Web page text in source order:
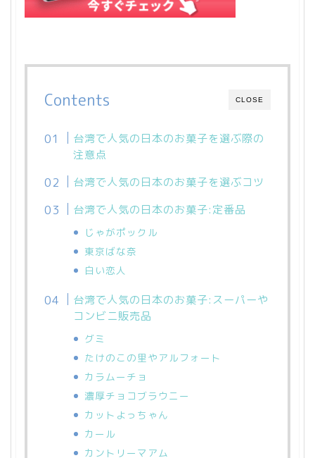
CLOSE
Contents
台湾で人気の日本のお菓子を選ぶ際の
注意点
台湾で人気の日本のお菓子を選ぶコツ
台湾で人気の日本のお菓子:定番品
じゃがポックル
東京ばな奈
白い恋人
台湾で人気の日本のお菓子:スーパーや
コンビニ販売品
グミ
たけのこの里やアルフォート
カラムーチョ
濃厚チョコブラウニー
カットよっちゃん
カール
カントリーマアム